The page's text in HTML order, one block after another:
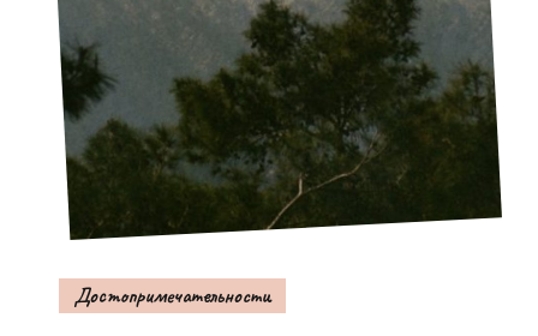
Достопримечательности